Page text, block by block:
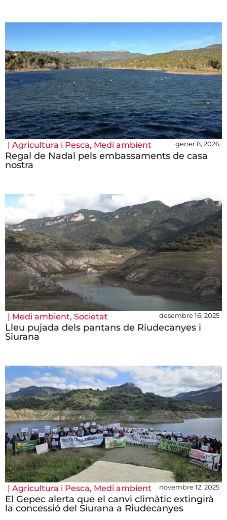
| Agricultura i Pesca, Medi ambient gener 8, 2026
Regal de Nadal pels embassaments de casa
nostra
| Medi ambient, Societat desembre 16, 2025
Lleu pujada dels pantans de Riudecanyes i
Siurana
| Agricultura i Pesca, Medi ambient novembre 12, 2025
El Gepec alerta que el canvi climàtic extingirà
la concessió del Siurana a Riudecanyes